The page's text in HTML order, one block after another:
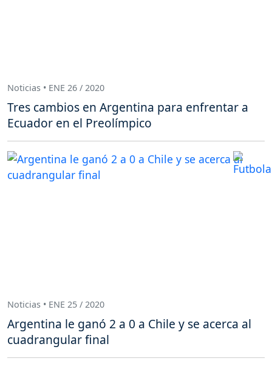
Noticias • ENE 26 / 2020
Tres cambios en Argentina para enfrentar a
Ecuador en el Preolímpico
Noticias • ENE 25 / 2020
Argentina le ganó 2 a 0 a Chile y se acerca al
cuadrangular final